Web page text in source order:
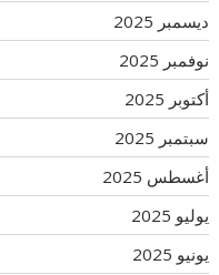
ديسمبر 2025
نوفمبر 2025
أكتوبر 2025
سبتمبر 2025
أغسطس 2025
يوليو 2025
يونيو 2025